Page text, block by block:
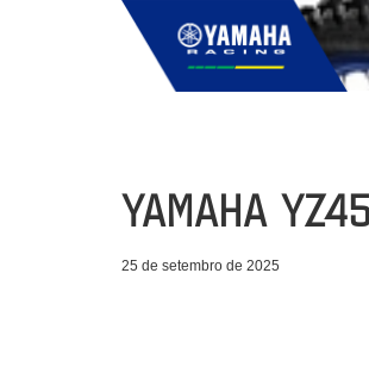
YAMAHA
25 de setembro de 2025